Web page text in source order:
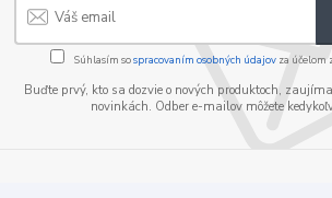
Súhlasím sospracovaním osobných údajov za účelom
Buďte prvý, kto sa dozvie o nových produktoch,
novinkách. Odber e-mailov môžete